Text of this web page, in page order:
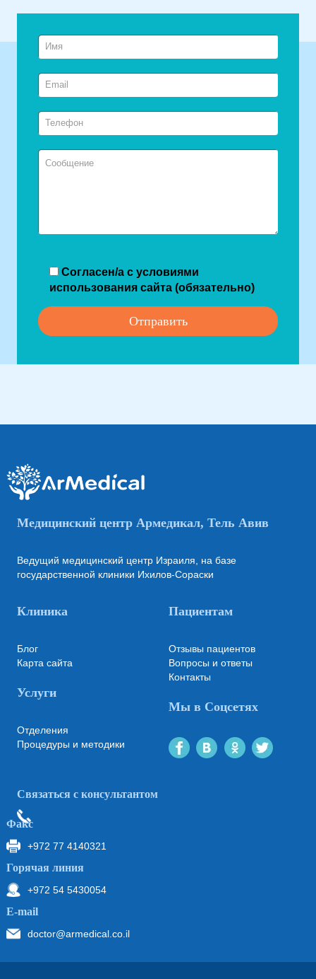
Согласен/а с условиями
использования сайта (обязательно)
Медицинский центр Армедикал, Тель Авив
Ведущий медицинский центр Израиля, на базе
государственной клиники Ихилов-Сораски
Клиника
Блог
Карта сайта
Услуги
Отделения
Процедуры и методики
Пациентам
Отзывы пациентов
Вопросы и ответы
Контакты
Мы в Соцсетях
Связаться с консультантом
Факс
+972 77 4140321
Горячая линия
+972 54 5430054
Е-mail
doctor@armedical.co.il